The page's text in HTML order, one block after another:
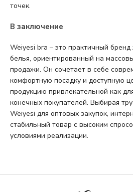
точек.
В заключение
Weiyesi bra – это практичный
белья, ориентированный на
продажи. Он сочетает в себе
комфортную посадку и доступную
продукцию привлекательной как
конечных покупателей. Выбирая
Weiyesi для оптовых закупок,
стабильный товар с высоким
условиями реализации.